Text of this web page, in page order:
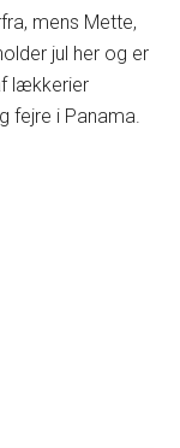
mens Mette,
jul her og er
lækkerier
fejre i Panama.